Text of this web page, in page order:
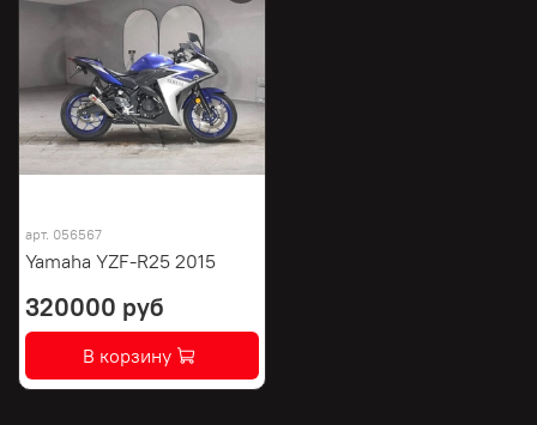
арт. 056567
Yamaha YZF-R25 2015
320000 руб
В корзину